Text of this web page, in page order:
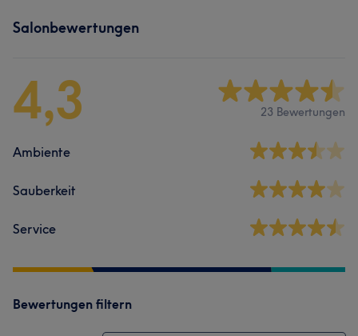
Salonbewertungen
4,3 23 Bewertungen
Ambiente
Sauberkeit
Service
Bewertungen filtern